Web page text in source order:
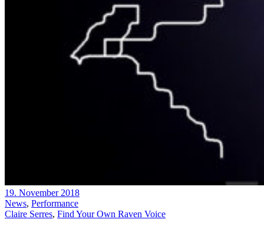
19. November 2018
News, Performance
Claire Serres, Find Your Own Raven Voice